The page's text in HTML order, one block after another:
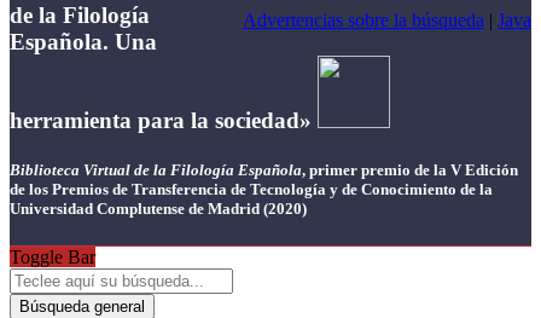
Advertencias sobre la búsqueda | Java
de la Filología
Española. Una
herramienta para la sociedad»
Biblioteca Virtual de la Filología Española, primer premio de la V Edición
de los Premios de Transferencia de Tecnología y de Conocimiento de la
Universidad Complutense de Madrid (2020)
Toggle Bar
Búsqueda general